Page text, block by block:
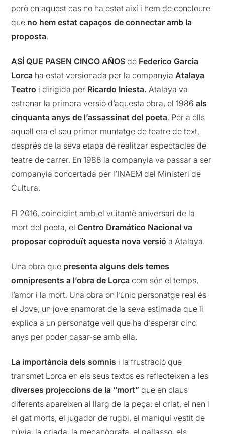
però en aquest cas no ha estat així i hem de concloure
que no hem estat capaços de connectar amb la
proposta.
ASÍ QUE PASEN CINCO AÑOS de Federico Garcia
Lorca ha estat versionada per la companyiaAtalaya
Teatro i dirigida per Ricardo Iniesta. Atalaya va
estrenar la primera versió d’aquesta obra, el 1986als
cinquanta anys de l’assassinat del poeta. Per a ells
aquell era el seu primer muntatge de teatre de text,
després de la seva etapa de realitzar espectacles de
teatre de carrer. En 1988 la companyia va passar a ser
companyia concertada per l’INAEM del Ministeri de
Cultura.
El 2016, coincidint amb el vuitantè aniversari de la
mort del poeta, elCentro Dramático Nacional va
proposar coproduït aquesta nova versió a Atalaya.
Una obra que presenta alguns dels temes
omnipresents a l’obra de Lorca com són el temps,
l’amor i la mort. Una obra on l’únic personatge real és
el Jove, un jove enamorat de la seva estimada que li
explica a un personatge vell que ha d’esperar cinc
anys per poder casar-se amb ella.
La importància dels somnis i la frustració que
transmet Lorca en els seus textos es reflecteixen a les
diverses projeccions de la “mort” que en claus
diferents apareixen al llarg de la peça: el criat, el nen i
el gat morts, el jugador de rugbi, el maniquí vestit de